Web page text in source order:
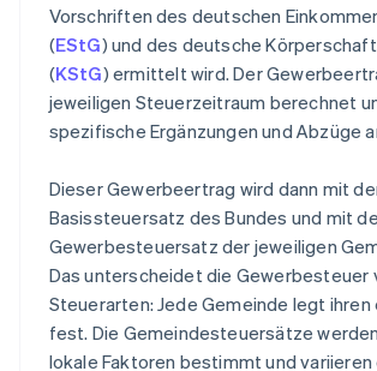
Vorschriften des deutschen
(EStG) und des deutsche
(KStG) ermittelt wird. Der
jeweiligen Steuerzeitraum berechnet
spezifische Ergänzungen und Abzüge
Dieser Gewerbeertrag wird dann mit
Basissteuersatz des Bundes und mit
Gewerbesteuersatz der jeweiligen
Das unterscheidet die Gewerbesteuer
Steuerarten: Jede Gemeinde legt
fest. Die Gemeindesteuersätze
lokale Faktoren bestimmt und